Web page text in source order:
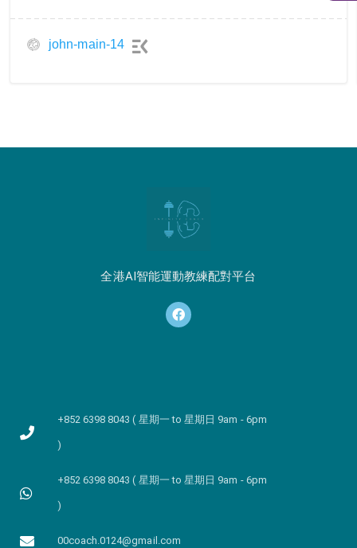
john-main-14
全港AI智能運動教練配對平台
+852 6398 8043 ( 星期一 to 星期日 9am - 6pm
)
+852 6398 8043 ( 星期一 to 星期日 9am - 6pm
)
00coach.0124@gmail.com